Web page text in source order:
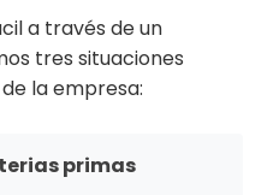
a través de un
tres situaciones
la empresa:
primas